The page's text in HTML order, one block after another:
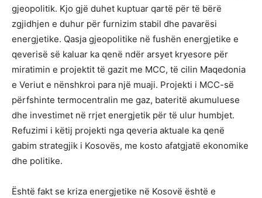
gjeopolitik. Kjo gjë duhet kuptuar qartë për të bërë
zgjidhjen e duhur për furnizim stabil dhe pavarësi
energjetike. Qasja gjeopolitike në fushën energjetike e
qeverisë së kaluar ka qenë ndër arsyet kryesore për
miratimin e projektit të gazit me MCC, të cilin Maqedonia
e Veriut e nënshkroi para një muaji. Projekti i MCC-së
përfshinte termocentralin me gaz, bateritë akumuluese
dhe investimet në rrjet energjetik për të ulur humbjet.
Refuzimi i këtij projekti nga qeveria aktuale ka qenë
gabim strategjik i Kosovës, me kosto afatgjatë ekonomike
dhe politike.
Është fakt se kriza energjetike në Kosovë është e